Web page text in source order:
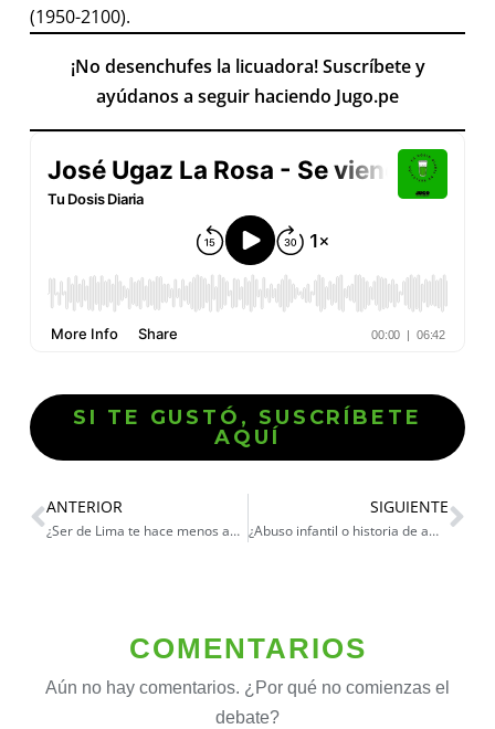
(1950-2100).
¡No desenchufes la licuadora! Suscríbete y
ayúdanos a seguir haciendo Jugo.pe
SI TE GUSTÓ, SUSCRÍBETE
AQUÍ
ANTERIOR
¿Ser de Lima te hace menos andino?
SIGUIENTE
¿Abuso infantil o historia de amor?
COMENTARIOS
Aún no hay comentarios. ¿Por qué no comienzas el
debate?